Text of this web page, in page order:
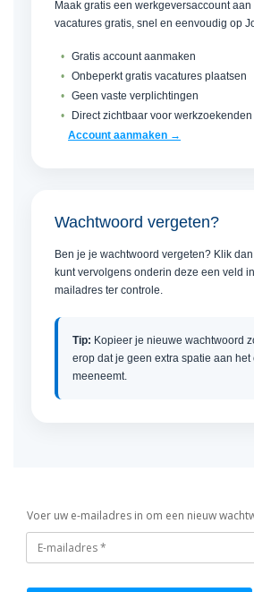
Maak gratis een werkgeversaccount
vacatures gratis, snel en eenvoudig op
Gratis account aanmaken
Onbeperkt gratis vacatures plaatsen
Geen vaste verplichtingen
Direct zichtbaar voor werkzoekenden
Account aanmaken →
Wachtwoord vergeten?
Ben je je wachtwoord vergeten? Klik
kunt vervolgens onderin deze een veld
mailadres ter controle.
Tip: Kopieer je nieuwe wachtwoord
erop dat je geen extra spatie aan het
meeneemt.
Voer uw e-mailadres in om een nieuw